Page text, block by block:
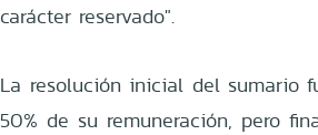
carácter reservado".
La resolución inicial del sumario
50% de su remuneración, pero